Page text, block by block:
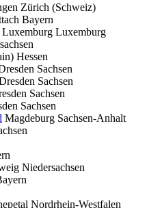
Zürich (Schweiz)
Bayern
Luxemburg Luxemburg
Hessen
Sachsen
Sachsen
Sachsen
Sachsen
Magdeburg Sachsen-Anhalt
Niedersachsen
Nordrhein-Westfalen